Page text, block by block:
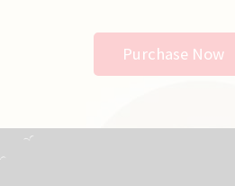
Purchase Now